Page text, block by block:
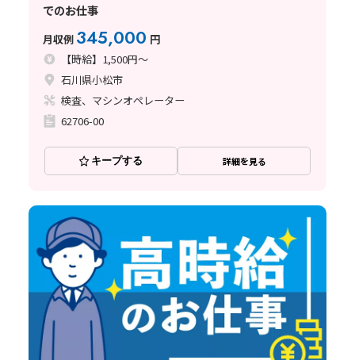
でのお仕事
月収例 345,000 円
【時給】1,500円～
石川県小松市
検査、マシンオペレーター
62706-00
キープする 詳細を見る